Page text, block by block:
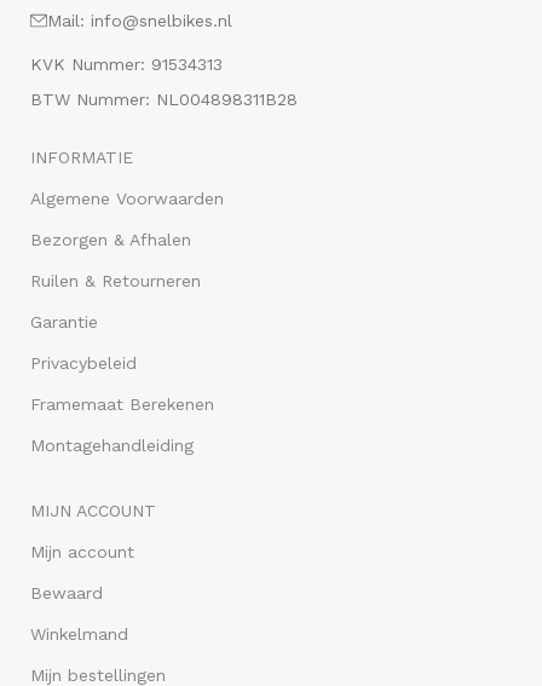
Mail: info@snelbikes.nl
KVK Nummer: 91534313
BTW Nummer: NL004898311B28
INFORMATIE
Algemene Voorwaarden
Bezorgen & Afhalen
Ruilen & Retourneren
Garantie
Privacybeleid
Framemaat Berekenen
Montagehandleiding
MIJN ACCOUNT
Mijn account
Bewaard
Winkelmand
Mijn bestellingen